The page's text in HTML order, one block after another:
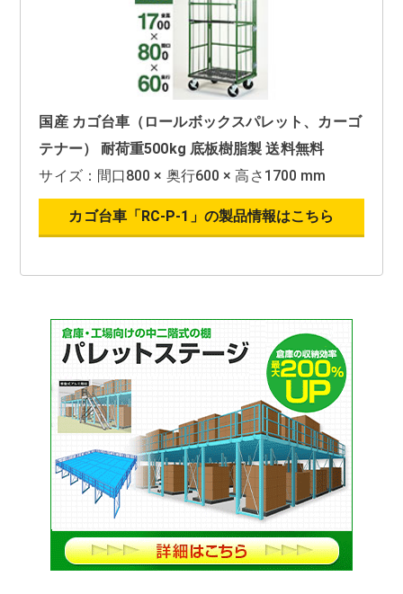
国産 カゴ台車（ロールボックスパレット、カーゴ
テナー） 耐荷重500kg 底板樹脂製 送料無料
サイズ：間口800 × 奥行600 × 高さ1700 mm
カゴ台車「RC-P-1」の製品情報はこちら